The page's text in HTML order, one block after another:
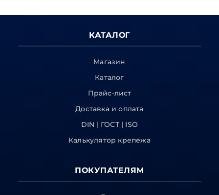
КАТАЛОГ
Магазин
Каталог
Прайс-лист
Доставка и оплата
DIN | ГОСТ | ISO
Калькулятор крепежа
ПОКУПАТЕЛЯМ